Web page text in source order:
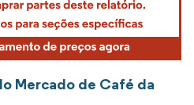
Mercado de Café da